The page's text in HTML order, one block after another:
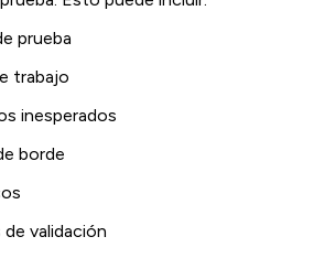
prueba
trabajo
inesperados
borde
validación